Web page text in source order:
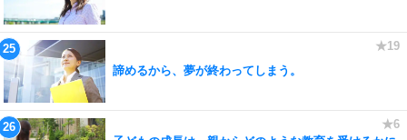
諦めるから、夢が終わってしまう。